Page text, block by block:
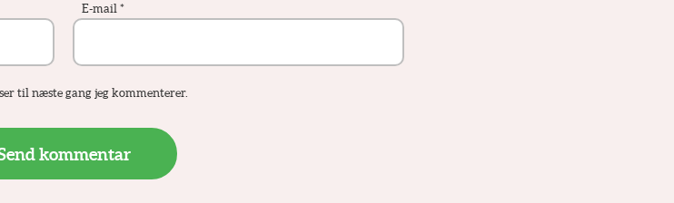
E-mail *
til næste gang jeg kommenterer.